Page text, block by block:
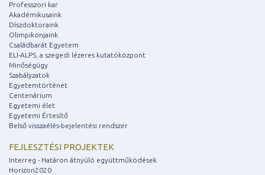
Professzori kar
Akadémikusaink
Díszdoktoraink
Olimpikonjaink
Családbarát Egyetem
ELI-ALPS, a szegedi lézeres kutatóközpont
Minőségügy
Szabályzatok
Egyetemtörténet
Centenárium
Egyetemi élet
Egyetemi Értesítő
Belső visszaélés-bejelentési rendszer
FEJLESZTÉSI PROJEKTEK
Interreg - Határon átnyúló együttműködések
Horizon2020